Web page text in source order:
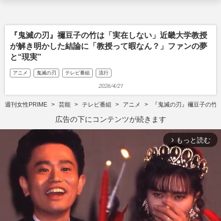
『鬼滅の刃』禰豆子の竹は「実在しない」近畿大学教授
が解き明かした結論に「教授って暇なん？」ファンの夢
と“現実”
アニメ 鬼滅の刃 テレビ番組 流行
2026/4/21
週刊女性PRIME 芸能 テレビ番組 アニメ 『鬼滅の刃』禰豆子の
広告の下にコンテンツが続きます
arrow_forward_ios もっと読む